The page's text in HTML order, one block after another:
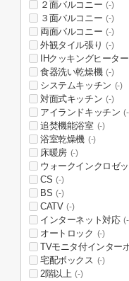
２面バルコニー (-)
３面バルコニー (-)
両面バルコニー (-)
外観タイル張り (-)
IHクッキングヒーター
食器洗い乾燥機 (-)
システムキッチン (-)
対面式キッチン (-)
アイランドキッチン
追焚機能浴室 (-)
浴室乾燥機 (-)
床暖房 (-)
ウォークインクロゼ
CS (-)
BS (-)
CATV (-)
インターネット対応
オートロック (-)
TVモニタ付インター
宅配ボックス (-)
2階以上 (-)